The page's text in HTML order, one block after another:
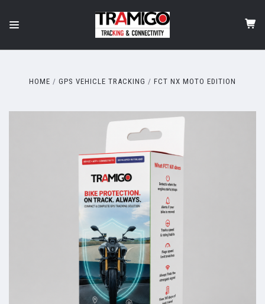
HOME GPS VEHICLE TRACKING FCT NX MOTO EDITION